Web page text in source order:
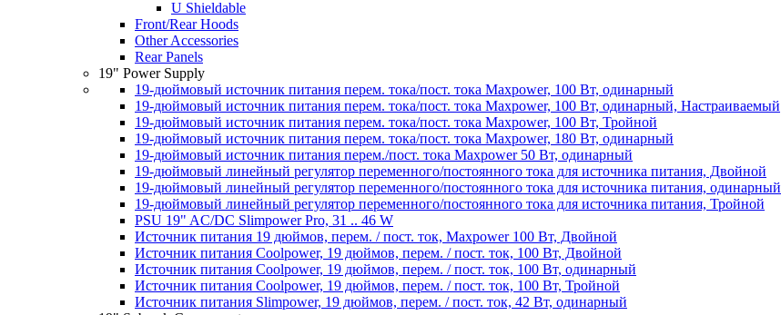
U Shieldable
Front/Rear Hoods
Other Accessories
Rear Panels
19" Power Supply
19-дюймовый источник питания перем. тока/пост. тока Maxpower, 100 Вт, одинарный
19-дюймовый источник питания перем. тока/пост. тока Maxpower, 100 Вт, одинарный, Настраиваемый
19-дюймовый источник питания перем. тока/пост. тока Maxpower, 100 Вт, Тройной
19-дюймовый источник питания перем. тока/пост. тока Maxpower, 180 Вт, одинарный
19-дюймовый источник питания перем./пост. тока Maxpower 50 Вт, одинарный
19-дюймовый линейный регулятор переменного/постоянного тока для источника питания, Двойной
19-дюймовый линейный регулятор переменного/постоянного тока для источника питания, одинарный
19-дюймовый линейный регулятор переменного/постоянного тока для источника питания, Тройной
PSU 19" AC/DC Slimpower Pro, 31 .. 46 W
Источник питания 19 дюймов, перем. / пост. ток, Maxpower 100 Вт, Двойной
Источник питания Coolpower, 19 дюймов, перем. / пост. ток, 100 Вт, Двойной
Источник питания Coolpower, 19 дюймов, перем. / пост. ток, 100 Вт, одинарный
Источник питания Coolpower, 19 дюймов, перем. / пост. ток, 100 Вт, Тройной
Источник питания Slimpower, 19 дюймов, перем. / пост. ток, 42 Вт, одинарный